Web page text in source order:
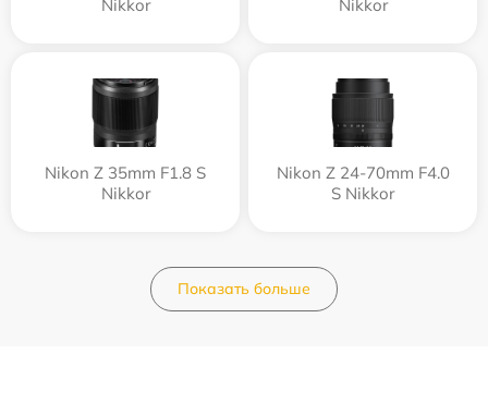
Nikkor
Nikkor
Nikon Z 35mm F1.8 S
Nikkor
Nikon Z 24-70mm F4.0
S Nikkor
Показать больше